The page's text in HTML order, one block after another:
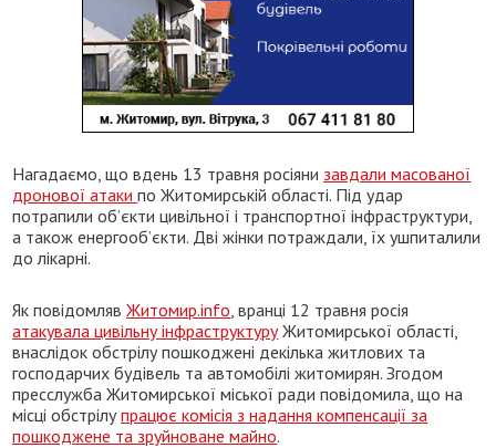
Нагадаємо, що вдень 13 травня росіяни завдали масованої
дронової атакипо Житомирській області. Під удар
потрапили обʼєкти цивільної і транспортної інфраструктури,
а також енергообʼєкти. Дві жінки потраждали, їх ушпиталили
до лікарні.
Як повідомлявЖитомир.info, вранці 12 травня росія
атакувала цивільну інфраструктуруЖитомирської області,
внаслідок обстрілу пошкоджені декілька житлових та
господарчих будівель та автомобілі житомирян. Згодом
пресслужба Житомирської міської ради повідомила, що на
місці обстрілупрацює комісія з надання компенсації за
пошкоджене та зруйноване майно.